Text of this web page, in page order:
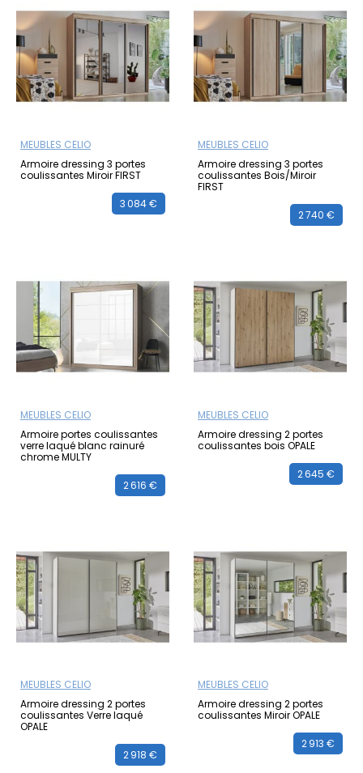
MEUBLES CELIO
Armoire dressing 3 portes
coulissantes Miroir FIRST
3 084 €
MEUBLES CELIO
Armoire dressing 3 portes
coulissantes Bois/Miroir
FIRST
2 740 €
MEUBLES CELIO
Armoire portes coulissantes
verre laqué blanc rainuré
chrome MULTY
2 616 €
MEUBLES CELIO
Armoire dressing 2 portes
coulissantes bois OPALE
2 645 €
MEUBLES CELIO
Armoire dressing 2 portes
coulissantes Verre laqué
OPALE
2 918 €
MEUBLES CELIO
Armoire dressing 2 portes
coulissantes Miroir OPALE
2 913 €